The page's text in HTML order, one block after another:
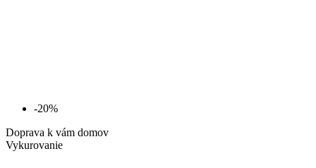
-20%
Doprava k vám domov
Vykurovanie